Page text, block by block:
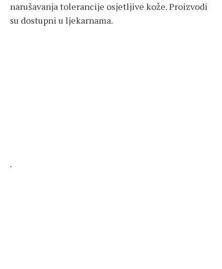
narušavanja tolerancije osjetljive kože. Proizvodi
su dostupni u ljekarnama.
.